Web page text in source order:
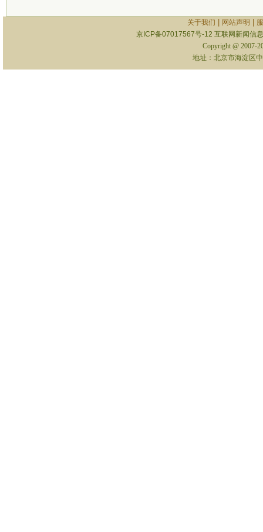
关于我们 网站声明
京ICP备07017567号-12 互联网新闻信
Copyright @ 2007-
地址：北京市海淀区